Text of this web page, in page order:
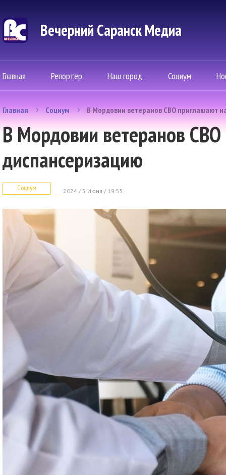
Вечерний Саранск Mедиа
Главная Репортер Наш город Социум
Главная Социум В Мордовии ветеранов СВО приглашают
В Мордовии ветеранов
диспансеризацию
Социум 2024 / 5 Июня / 19:55